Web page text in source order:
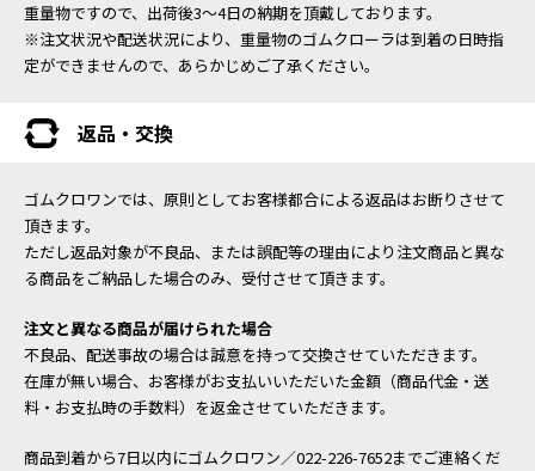
重量物ですので、出荷後3～4日の納期を頂戴しております。
※注文状況や配送状況により、重量物のゴムクローラは到着の日時指
定ができませんので、あらかじめご了承ください。
返品・交換
ゴムクロワンでは、原則としてお客様都合による返品はお断りさせて
頂きます。
ただし返品対象が不良品、または誤配等の理由により注文商品と異な
る商品をご納品した場合のみ、受付させて頂きます。
注文と異なる商品が届けられた場合
不良品、配送事故の場合は誠意を持って交換させていただきます。
在庫が無い場合、お客様がお支払いいただいた金額（商品代金・送
料・お支払時の手数料）を返金させていただきます。
商品到着から7日以内にゴムクロワン／022-226-7652までご連絡くだ